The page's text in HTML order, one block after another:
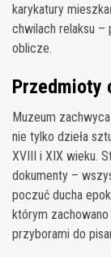
karykatury
chwilach relaksu –
oblicze.
Przedmioty
Muzeum
nie tylko dzieła
XVIII i XIX wieku.
dokumenty –
poczuć ducha
którym zachowano
przyborami do